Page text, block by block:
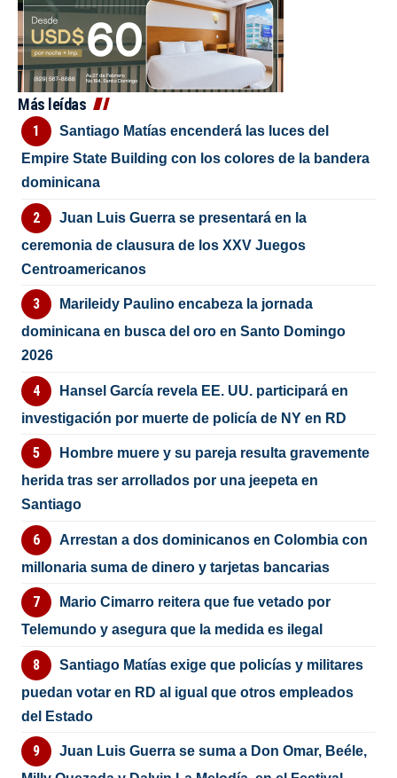
Más leídas
Santiago Matías encenderá las luces del
Empire State Building con los colores de la bandera
dominicana
Juan Luis Guerra se presentará en la
ceremonia de clausura de los XXV Juegos
Centroamericanos
Marileidy Paulino encabeza la jornada
dominicana en busca del oro en Santo Domingo
2026
Hansel García revela EE. UU. participará en
investigación por muerte de policía de NY en RD
Hombre muere y su pareja resulta gravemente
herida tras ser arrollados por una jeepeta en
Santiago
Arrestan a dos dominicanos en Colombia con
millonaria suma de dinero y tarjetas bancarias
Mario Cimarro reitera que fue vetado por
Telemundo y asegura que la medida es ilegal
Santiago Matías exige que policías y militares
puedan votar en RD al igual que otros empleados
del Estado
Juan Luis Guerra se suma a Don Omar, Beéle,